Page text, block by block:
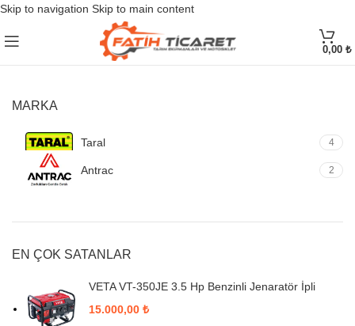
Skip to navigation Skip to main content
0,00 ₺
MARKA
Taral 4
Antrac 2
EN ÇOK SATANLAR
VETA VT-350JE 3.5 Hp Benzinli Jenaratör İpli
15.000,00 ₺